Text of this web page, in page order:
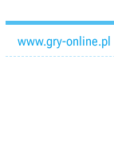
www.gry-online.pl